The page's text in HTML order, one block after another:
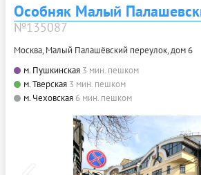
Особняк Малый
№135087
Москва, Малый Палашёвский переулок, дом 6
м. Пушкинская 3 мин. пешком
м. Тверская 3 мин. пешком
м. Чеховская 6 мин. пешком